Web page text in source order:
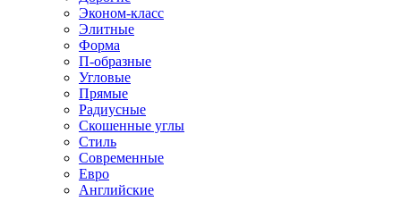
Эконом-класс
Элитные
Форма
П-образные
Угловые
Прямые
Радиусные
Скошенные углы
Стиль
Современные
Евро
Английские